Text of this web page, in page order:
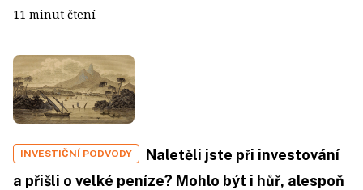
11 minut čtení
INVESTIČNÍ PODVODY
Naletěli jste při investování
a přišli o velké peníze? Mohlo být i hůř, alespoň